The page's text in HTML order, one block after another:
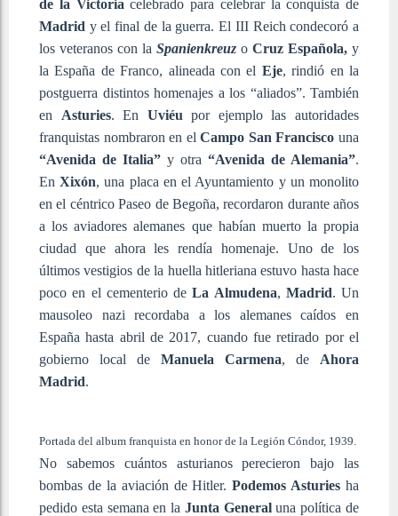
de la Victoria celebrado para celebrar la conquista de
Madrid y el final de la guerra. El III Reich condecoró a
los veteranos con la Spanienkreuz o Cruz Española, y
la España de Franco, alineada con el Eje, rindió en la
postguerra distintos homenajes a los “aliados”. También
en Asturies. En Uviéu por ejemplo las autoridades
franquistas nombraron en elCampo San Francisco una
“Avenida de Italia” y otra “Avenida de Alemania”.
EnXixón, una placa en el Ayuntamiento y un monolito
en el céntrico Paseo de Begoña, recordaron durante años
a los aviadores alemanes que habían muerto la propia
ciudad que ahora les rendía homenaje. Uno de los
últimos vestigios de la huella hitleriana estuvo hasta hace
poco en el cementerio deLa Almudena, Madrid. Un
mausoleo nazi recordaba a los alemanes caídos en
España hasta abril de 2017, cuando fue retirado por el
gobierno local de Manuela Carmena, de Ahora
Madrid.
Portada del album franquista en honor de la Legión Cóndor, 1939.
No sabemos cuántos asturianos perecieron bajo las
bombas de la aviación de Hitler.Podemos Asturies ha
pedido esta semana en la Junta Generaluna política de